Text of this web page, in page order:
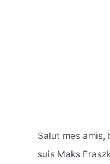
Salut mes amis,
suis Maks